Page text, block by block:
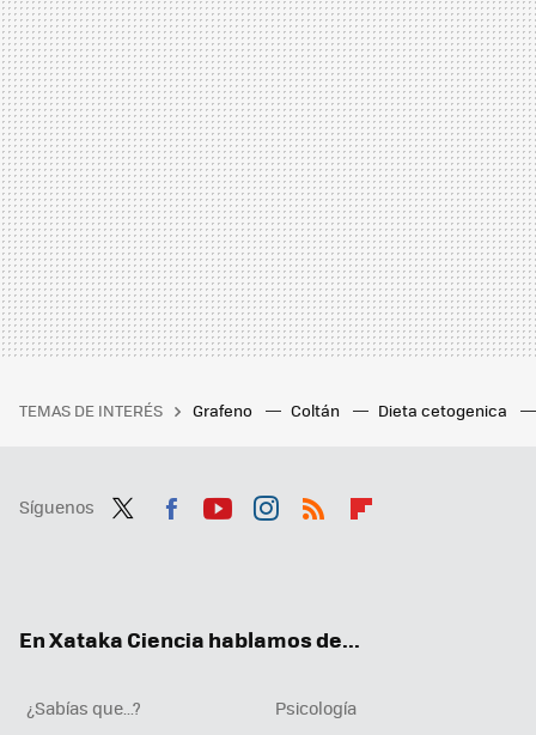
TEMAS DE INTERÉS Grafeno Coltán Dieta cetogenica
Síguenos
En Xataka Ciencia hablamos de...
¿Sabías que...?
Psicología